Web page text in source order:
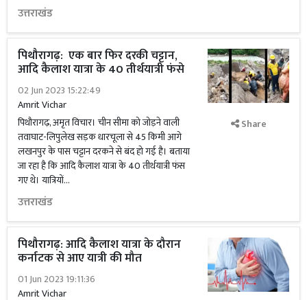
उत्तराखंड
पिथौरागढ़: एक बार फिर दरकी चट्टान,
आदि कैलाश यात्रा के 40 तीर्थयात्री फंसे
02 Jun 2023 15:22:49
Amrit Vichar
पिथौरागढ़, अमृत विचार। चीन सीमा को जोड़ने वाली
तवाघाट-लिपुलेख सड़क धारचूला से 45 किमी आगे
लखनपुर के पास चट्टान दरकने से बंद हो गई है। बताया
जा रहा है कि आदि कैलाश यात्रा के 40 तीर्थयात्री फंस
गए थे। यात्रियों...
उत्तराखंड
Share
पिथौरागढ़: आदि कैलाश यात्रा के दौरान
कर्नाटक से आए यात्री की मौत
01 Jun 2023 19:11:36
Amrit Vichar